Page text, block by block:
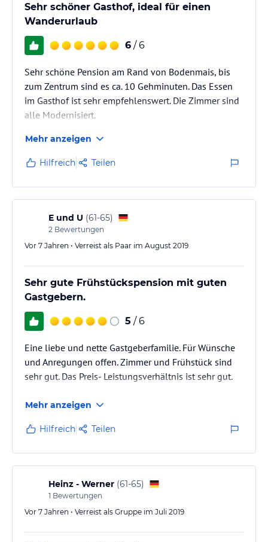
Sehr schöner Gasthof, ideal für einen
Wanderurlaub
6 / 6
Sehr schöne Pension am Rand von Bodenmais, bis
zum Zentrum sind es ca. 10 Gehminuten. Das Essen
im Gasthof ist sehr empfehlenswert. Die Zimmer sind
alle Modernisiert.
Mehr anzeigen
Hilfreich Teilen
E und U (61-65)
2 Bewertungen
Vor 7 Jahren • Verreist als Paar im August 2019
Sehr gute Frühstückspension mit guten
Gastgebern.
5 / 6
Eine liebe und nette Gastgeberfamilie. Für Wünsche
und Anregungen offen. Zimmer und Frühstück sind
sehr gut. Das Preis- Leistungsverhältnis ist sehr gut.
Mehr anzeigen
Hilfreich Teilen
Heinz - Werner (61-65)
1 Bewertungen
Vor 7 Jahren • Verreist als Gruppe im Juli 2019